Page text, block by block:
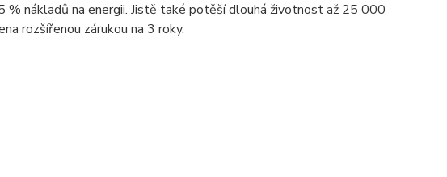
nákladů na energii. Jistě také potěší dlouhá životnost až 25 000
rozšířenou zárukou na 3 roky.